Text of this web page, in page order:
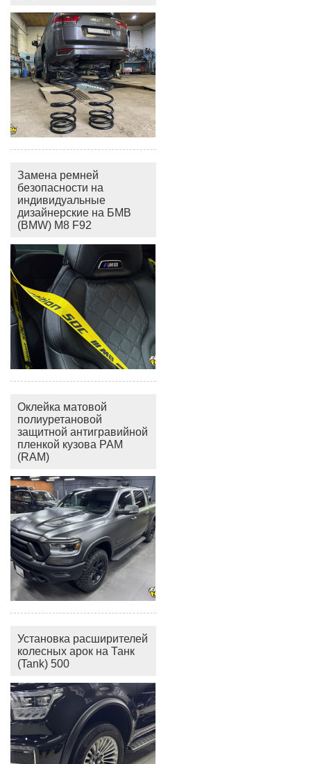
Замена ремней
безопасности на
индивидуальные
дизайнерские на БМВ
(BMW) M8 F92
Оклейка матовой
полиуретановой
защитной антигравийной
пленкой кузова РАМ
(RAM)
Установка расширителей
колесных арок на Танк
(Tank) 500